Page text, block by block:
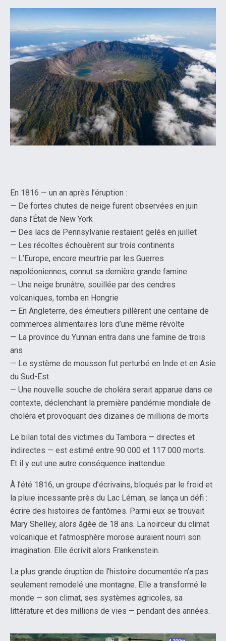
En 1816 — un an après l’éruption :
— De fortes chutes de neige furent observées en juin
dans l’État de New York
— Des lacs de Pennsylvanie restaient gelés en juillet
— Les récoltes échouèrent sur trois continents
— L’Europe, encore meurtrie par les Guerres
napoléoniennes, connut sa dernière grande famine
— Une neige brunâtre, souillée par des cendres
volcaniques, tomba en Hongrie
— En Angleterre, des émeutiers pillèrent une centaine de
commerces alimentaires lors d’une même révolte
— La province du Yunnan entra dans une famine de trois
ans
— Le système de mousson fut perturbé en Inde et en Asie
du Sud-Est
— Une nouvelle souche de choléra serait apparue dans ce
contexte, déclenchant la première pandémie mondiale de
choléra et provoquant des dizaines de millions de morts
Le bilan total des victimes du Tambora — directes et
indirectes — est estimé entre 90 000 et 117 000 morts.
Et il y eut une autre conséquence inattendue.
À l’été 1816, un groupe d’écrivains, bloqués par le froid et
la pluie incessante près du Lac Léman, se lança un défi :
écrire des histoires de fantômes. Parmi eux se trouvait
Mary Shelley, alors âgée de 18 ans. La noirceur du climat
volcanique et l’atmosphère morose auraient nourri son
imagination. Elle écrivit alors Frankenstein.
La plus grande éruption de l’histoire documentée n’a pas
seulement remodelé une montagne. Elle a transformé le
monde — son climat, ses systèmes agricoles, sa
littérature et des millions de vies — pendant des années.